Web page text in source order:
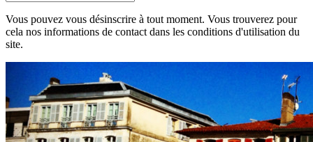
Vous pouvez vous désinscrire à tout moment. Vous trouverez pour
cela nos informations de contact dans les conditions d'utilisation du
site.